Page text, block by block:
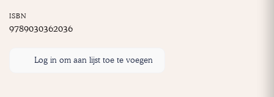
ISBN
9789030362036
Log in om aan lijst toe te voegen